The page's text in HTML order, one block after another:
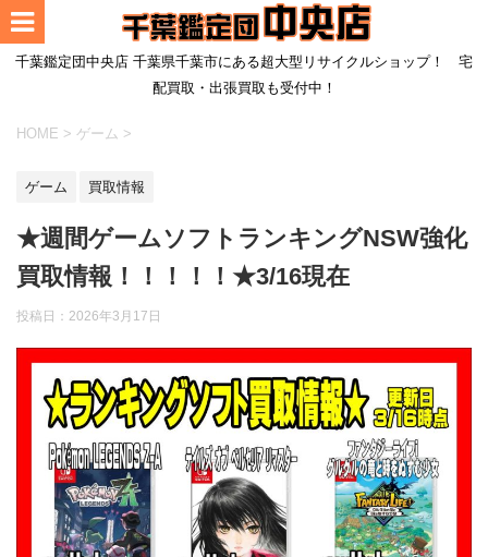
千葉鑑定団中央店 千葉県千葉市にある超大型リサイクルショップ！ 宅
配買取・出張買取も受付中！
HOME > ゲーム >
ゲーム 買取情報
★週間ゲームソフトランキングNSW強化
買取情報！！！！！★3/16現在
投稿日： 2026年3月17日